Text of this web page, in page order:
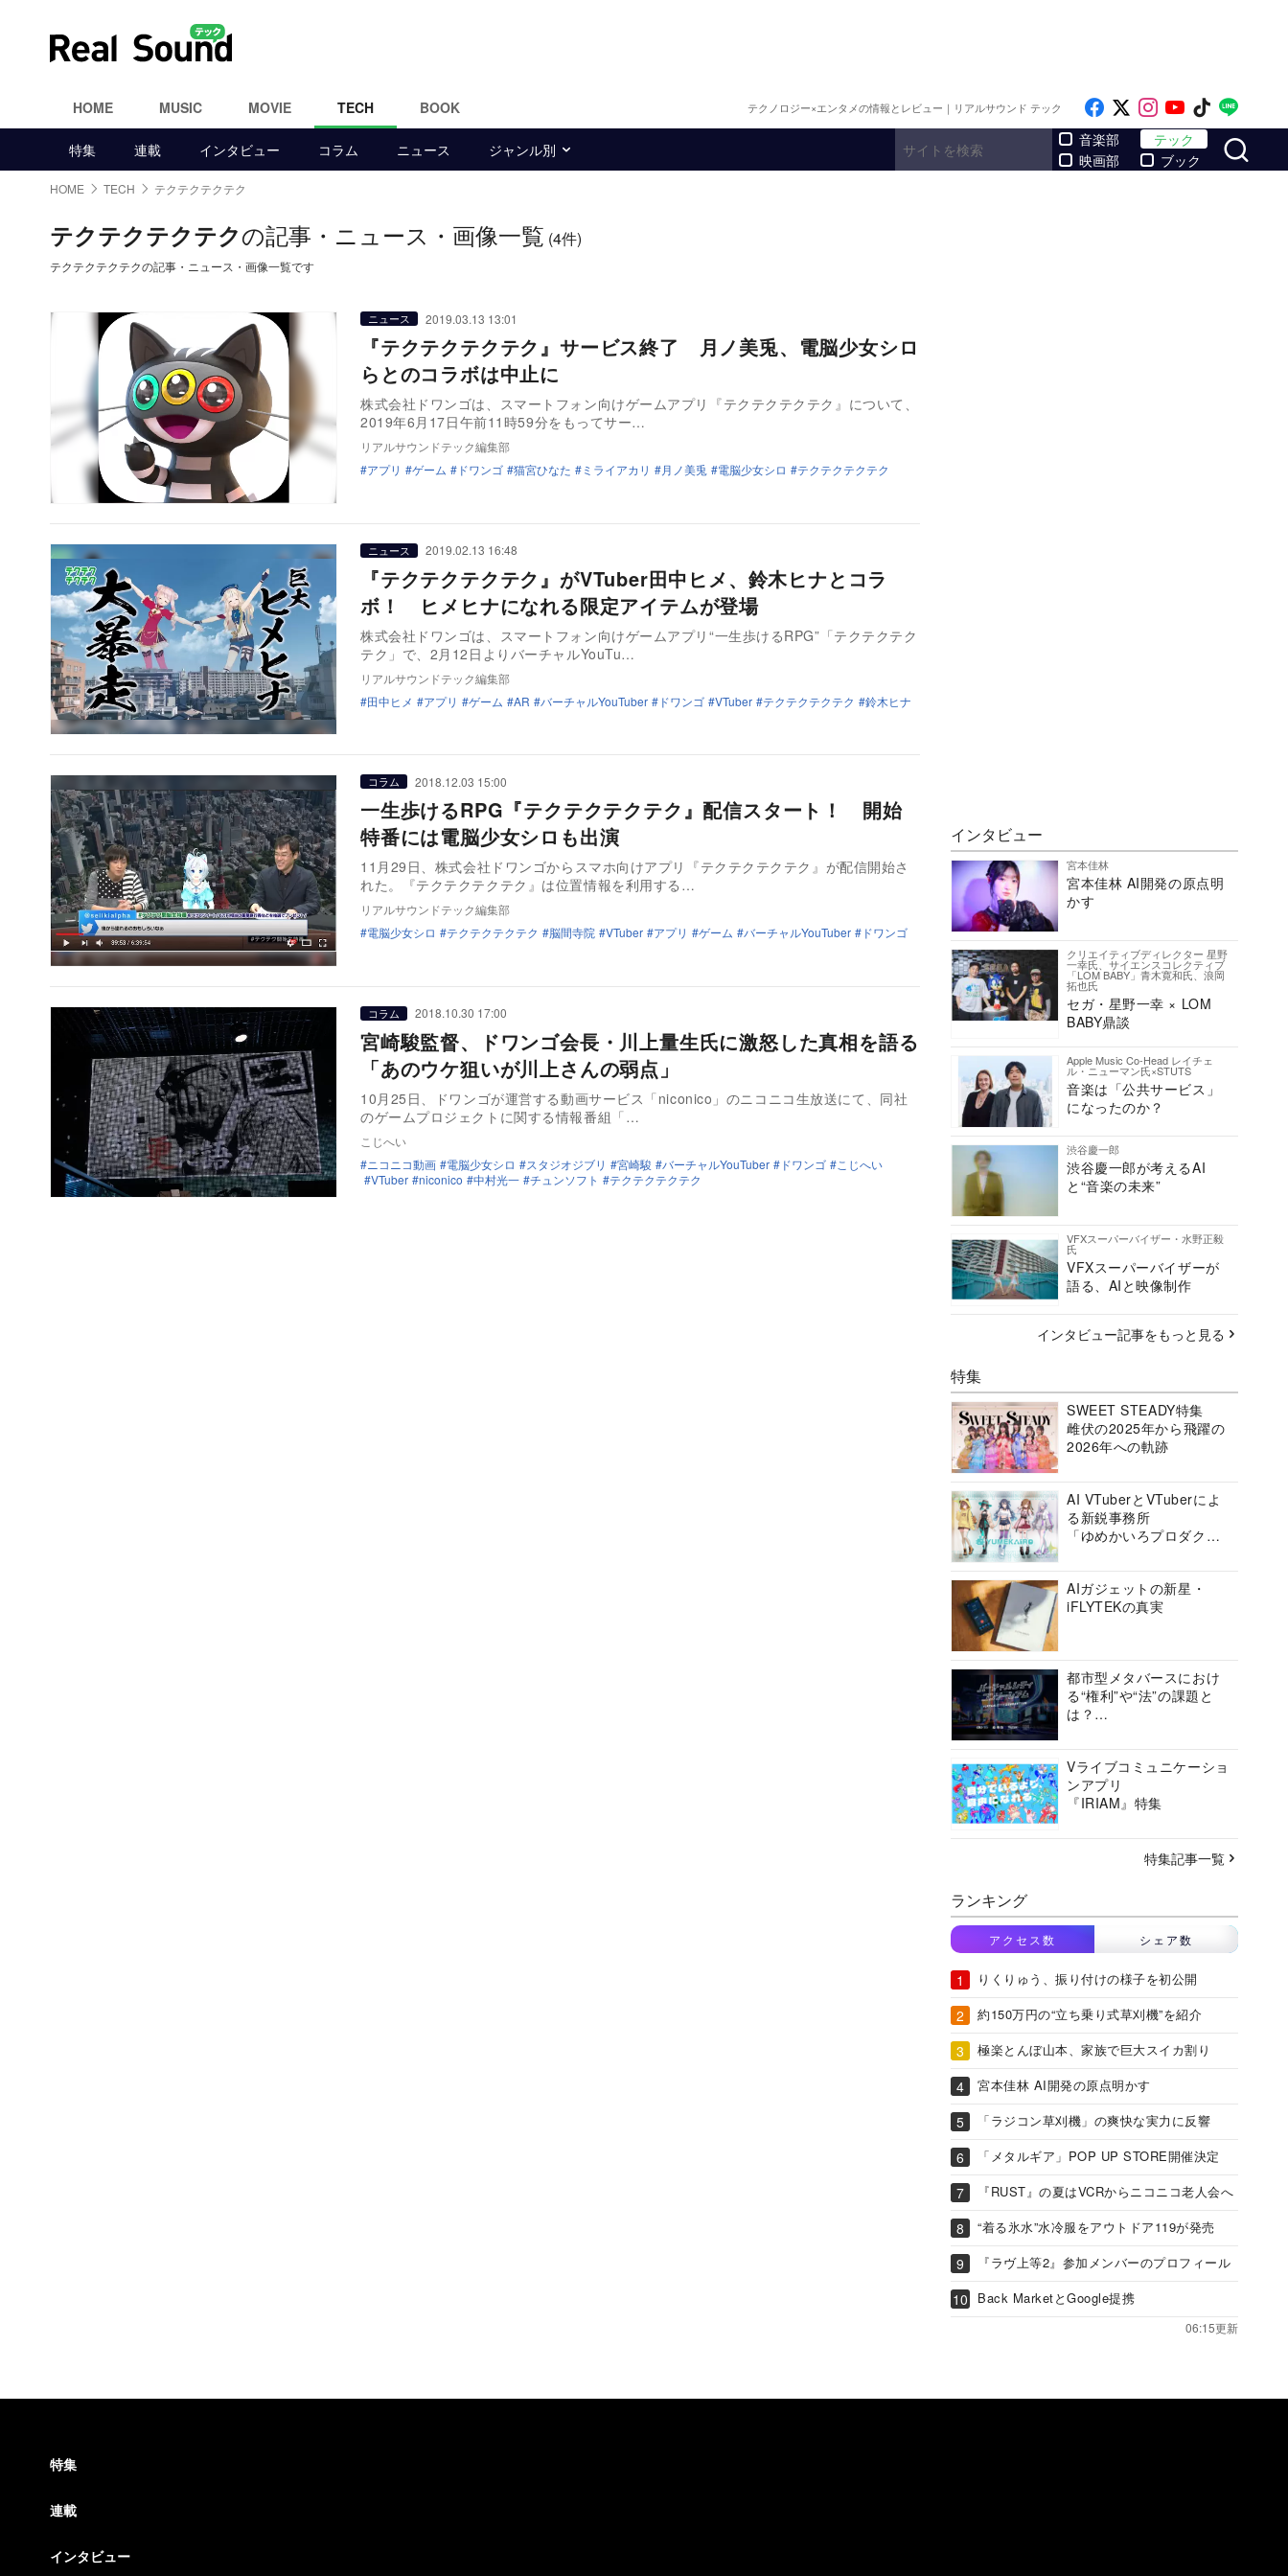
HOME MUSIC MOVIE TECH BOOK テクノロジー×エンタメの情報とレビュー｜リアルサウンド テック Like on Facebook
Follow on x
Follow on
Follow on
Follow
特集 連載 インタビュー コラム ニュース ジャンル別
音楽部
映画部
テック
ブック
HOME TECH テクテクテクテク
テクテクテクテクの記事・ニュース・画像一覧 (4件)
テクテクテクテクの記事・ニュース・画像一覧です
ニュース 2019.03.13 13:01
『テクテクテクテク』サービス終了 月ノ美兎、電脳少女シロ
らとのコラボは中止に
株式会社ドワンゴは、スマートフォン向けゲームアプリ『テクテクテクテク』について、
2019年6月17日午前11時59分をもってサー…
リアルサウンドテック編集部
アプリ
ゲーム ドワンゴ 猫宮ひなた ミライアカリ 月ノ美兎 電脳少女シロ テクテクテクテク
ニュース 2019.02.13 16:48
『テクテクテクテク』がVTuber田中ヒメ、鈴木ヒナとコラ
ボ！ ヒメヒナになれる限定アイテムが登場
株式会社ドワンゴは、スマートフォン向けゲームアプリ“一生歩けるRPG”「テクテクテク
テク」で、2月12日よりバーチャルYouTu…
リアルサウンドテック編集部
田中ヒメ
アプリ ゲーム AR バーチャルYouTuber ドワンゴ VTuber テクテクテクテク 鈴木ヒナ
コラム 2018.12.03 15:00
一生歩けるRPG『テクテクテクテク』配信スタート！ 開始
特番には電脳少女シロも出演
11月29日、株式会社ドワンゴからスマホ向けアプリ『テクテクテクテク』が配信開始さ
れた。『テクテクテクテク』は位置情報を利用する…
リアルサウンドテック編集部
電脳少女シロ
テクテクテクテク 脳間寺院 VTuber アプリ ゲーム バーチャルYouTuber ドワンゴ
コラム 2018.10.30 17:00
宮崎駿監督、ドワンゴ会長・川上量生氏に激怒した真相を語る
「あのウケ狙いが川上さんの弱点」
10月25日、ドワンゴが運営する動画サービス「niconico」のニコニコ生放送にて、同社
のゲームプロジェクトに関する情報番組「…
こじへい
ニコニコ動画
電脳少女シロ スタジオジブリ 宮崎駿 バーチャルYouTuber ドワンゴ
こじへい
VTuber
niconico 中村光一 チュンソフト テクテクテクテク
インタビュー
宮本佳林
宮本佳林 AI開発の原点明
かす
クリエイティブディレクター 星野
一幸氏、サイエンスコレクティブ
「LOM BABY」青木寛和氏、浪岡
拓也氏
セガ・星野一幸 × LOM
BABY鼎談
Apple Music Co-Head レイチェ
ル・ニューマン氏×STUTS
音楽は「公共サービス」
になったのか？
渋谷慶一郎
渋谷慶一郎が考えるAI
と“音楽の未来”
VFXスーパーバイザー・水野正毅
氏
VFXスーパーバイザーが
語る、AIと映像制作
インタビュー記事をもっと見る
特集
SWEET STEADY特集
雌伏の2025年から飛躍の
2026年への軌跡
AI VTuberとVTuberによ
る新鋭事務所
「ゆめかいろプロダクシ
AIガジェットの新星・
iFLYTEKの真実
都市型メタバースにおけ
る“権利”や“法”の課題と
は？
ーシアムの挑戦に迫る
Vライブコミュニケーショ
ンアプリ
『IRIAM』特集
特集記事一覧
ランキング
アクセス数 シェア数
りくりゅう、振り付けの様子を初公開
約150万円の“立ち乗り式草刈機”を紹介
極楽とんぼ山本、家族で巨大スイカ割り
宮本佳林 AI開発の原点明かす
「ラジコン草刈機」の爽快な実力に反響
「メタルギア」POP UP STORE開催決定
『RUST』の夏はVCRからニコニコ老人会へ
“着る氷水”水冷服をアウトドア119が発売
『ラヴ上等2』参加メンバーのプロフィール
Back MarketとGoogle提携
06:15更新
特集
連載
インタビュー